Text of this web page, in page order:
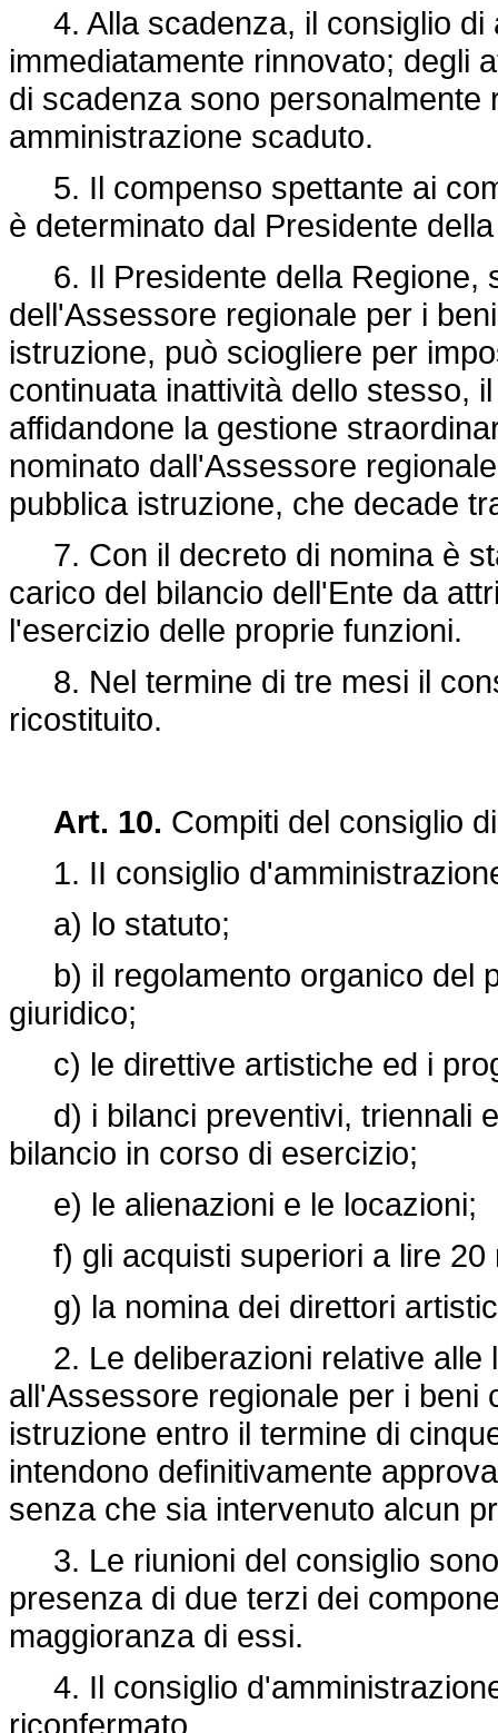
4. Alla scadenza, il consiglio di
immediatamente rinnovato; degli
di scadenza sono personalmente
amministrazione scaduto.
5. Il compenso spettante ai
è determinato dal Presidente
6. Il Presidente della Regione,
dell'Assessore regionale per i
istruzione, può sciogliere per
continuata inattività dello stesso,
affidandone la gestione
nominato dall'Assessore
pubblica istruzione, che decade
7. Con il decreto di nomina è
carico del bilancio dell'Ente da
l'esercizio delle proprie funzioni.
8. Nel termine di tre mesi il
ricostituito.
Art. 10. Compiti del consiglio
1. II consiglio
a) lo statuto;
b) il regolamento organico del
giuridico;
c) le direttive artistiche ed i
d) i bilanci preventivi, triennali
bilancio in corso di esercizio;
e) le alienazioni e le locazioni;
f) gli acquisti superiori a lire 20
g) la nomina dei direttori
2. Le deliberazioni relative alle
all'Assessore regionale per i beni
istruzione entro il termine di
intendono definitivamente
senza che sia intervenuto alcun
3. Le riunioni del consiglio
presenza di due terzi dei
maggioranza di essi.
4. Il consiglio
riconfermato.